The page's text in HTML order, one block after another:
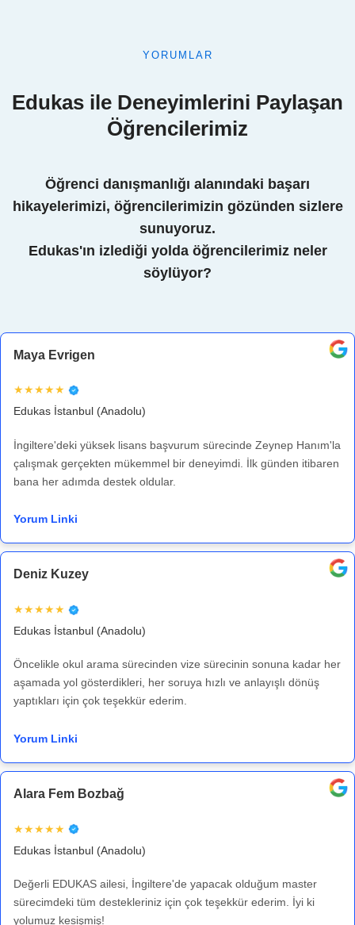
YORUMLAR
Edukas ile Deneyimlerini Paylaşan
Öğrencilerimiz
Öğrenci danışmanlığı alanındaki başarı
hikayelerimizi, öğrencilerimizin gözünden sizlere
sunuyoruz.
Edukas'ın izlediği yolda öğrencilerimiz neler
söylüyor?
Maya Evrigen
★★★★★
Edukas İstanbul (Anadolu)
İngiltere'deki yüksek lisans başvurum sürecinde Zeynep Hanım'la
çalışmak gerçekten mükemmel bir deneyimdi. İlk günden itibaren
bana her adımda destek oldular.
Yorum Linki
Deniz Kuzey
★★★★★
Edukas İstanbul (Anadolu)
Öncelikle okul arama sürecinden vize sürecinin sonuna kadar her
aşamada yol gösterdikleri, her soruya hızlı ve anlayışlı dönüş
yaptıkları için çok teşekkür ederim.
Yorum Linki
Alara Fem Bozbağ
★★★★★
Edukas İstanbul (Anadolu)
Değerli EDUKAS ailesi, İngiltere'de yapacak olduğum master
sürecimdeki tüm destekleriniz için çok teşekkür ederim. İyi ki
yolumuz kesişmiş!